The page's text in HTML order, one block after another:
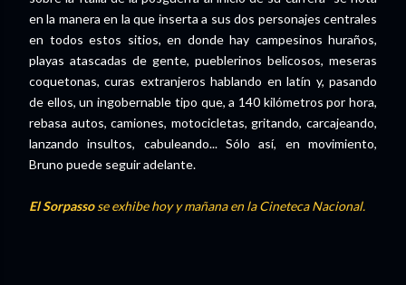
en la manera en la que inserta a sus dos personajes centrales
en todos estos sitios, en donde hay campesinos huraños,
playas atascadas de gente, pueblerinos belicosos, meseras
coquetonas, curas extranjeros hablando en latín y, pasando
de ellos, un ingobernable tipo que, a 140 kilómetros por hora,
rebasa autos, camiones, motocicletas, gritando, carcajeando,
lanzando insultos, cabuleando... Sólo así, en movimiento,
Bruno puede seguir adelante.
El Sorpassose exhibe hoy y mañana en la Cineteca Nacional.